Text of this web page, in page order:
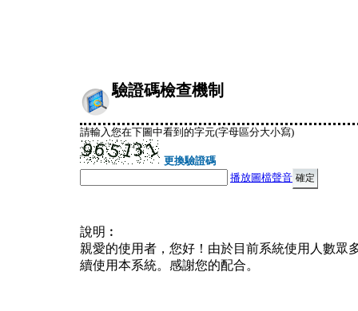
驗證碼檢查機制
請輸入您在下圖中看到的字元(字母區分大小寫)
更換驗證碼
播放圖檔聲音
說明︰
親愛的使用者，您好！由於目前系統使用人數眾
續使用本系統。感謝您的配合。